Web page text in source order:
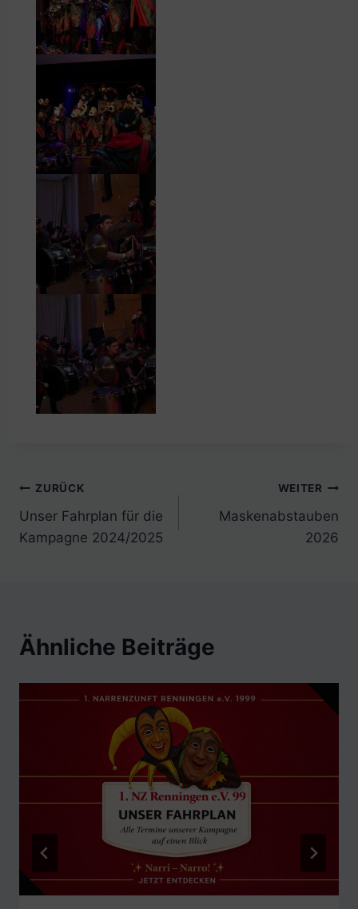
ZURÜCK
Unser Fahrplan für die
Kampagne 2024/2025
WEITER
Maskenabstauben
2026
Ähnliche Beiträge